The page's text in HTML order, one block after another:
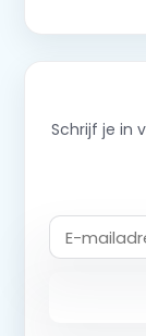
Schrijf je in